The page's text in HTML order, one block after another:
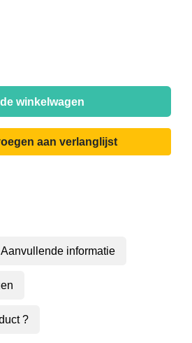
de winkelwagen
aan verlanglijst
Aanvullende informatie
?